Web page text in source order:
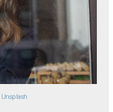
Unsplash